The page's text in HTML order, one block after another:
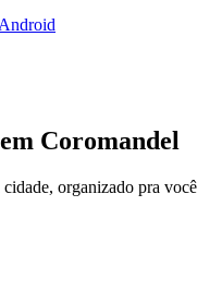
Coromandel
organizado pra você